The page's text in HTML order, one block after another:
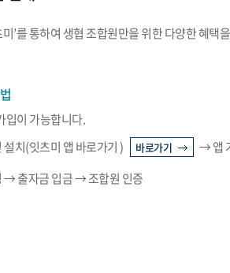
’를 통하여 생협 조합원만을 위한 다양한 혜택을
입이 가능합니다.
치(잇츠미 앱 바로가기 )
바로가기
→ 앱
→ 출자금 입금 → 조합원 인증